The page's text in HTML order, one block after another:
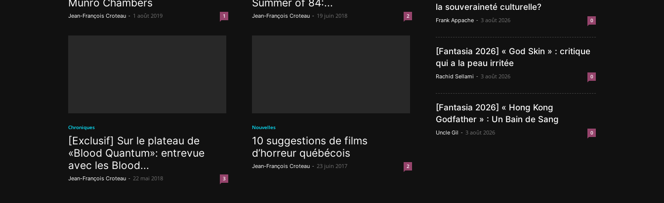
Munro Chambers
Jean-François Croteau - 1 août 2019 1
Summer of 84:...
Jean-François Croteau - 19 juin 2018 2
Chroniques
[Exclusif] Sur le plateau de
«Blood Quantum»: entrevue
avec les Blood...
Jean-François Croteau - 22 mai 2018 3
Nouvelles
10 suggestions de films
d’horreur québécois
Jean-François Croteau - 23 juin 2017 2
la souveraineté culturelle?
Frank Appache - 3 août 2026 0
[Fantasia 2026] « God Skin » : critique
qui a la peau irritée
Rachid Sellami - 3 août 2026 0
[Fantasia 2026] « Hong Kong
Godfather » : Un Bain de Sang
Uncle Gil - 3 août 2026 0